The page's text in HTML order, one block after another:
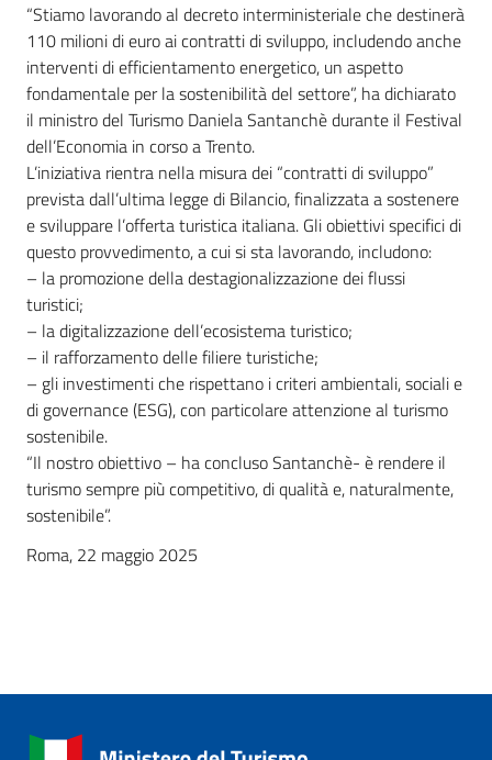
“Stiamo lavorando al decreto interministeriale che destinerà
110 milioni di euro ai contratti di sviluppo, includendo anche
interventi di efficientamento energetico, un aspetto
fondamentale per la sostenibilità del settore”, ha dichiarato
il ministro del Turismo Daniela Santanchè durante il Festival
dell’Economia in corso a Trento.
L’iniziativa rientra nella misura dei “contratti di sviluppo”
prevista dall’ultima legge di Bilancio, finalizzata a sostenere
e sviluppare l’offerta turistica italiana. Gli obiettivi specifici di
questo provvedimento, a cui si sta lavorando, includono:
– la promozione della destagionalizzazione dei flussi
turistici;
– la digitalizzazione dell’ecosistema turistico;
– il rafforzamento delle filiere turistiche;
– gli investimenti che rispettano i criteri ambientali, sociali e
di governance (ESG), con particolare attenzione al turismo
sostenibile.
“Il nostro obiettivo – ha concluso Santanchè- è rendere il
turismo sempre più competitivo, di qualità e, naturalmente,
sostenibile”.
Roma, 22 maggio 2025